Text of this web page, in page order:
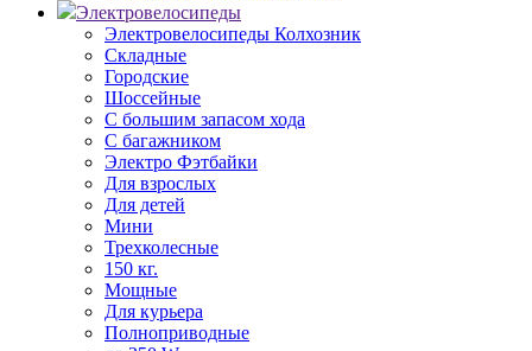
Электровелосипеды
Электровелосипеды Колхозник
Складные
Городские
Шоссейные
С большим запасом хода
С багажником
Электро Фэтбайки
Для взрослых
Для детей
Мини
Трехколесные
150 кг.
Мощные
Для курьера
Полноприводные